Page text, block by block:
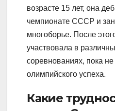
возрасте 15 лет, она
чемпионате СССР и
многоборье. После
участвовала в
соревнованиях, пока не
олимпийского успеха.
Какие